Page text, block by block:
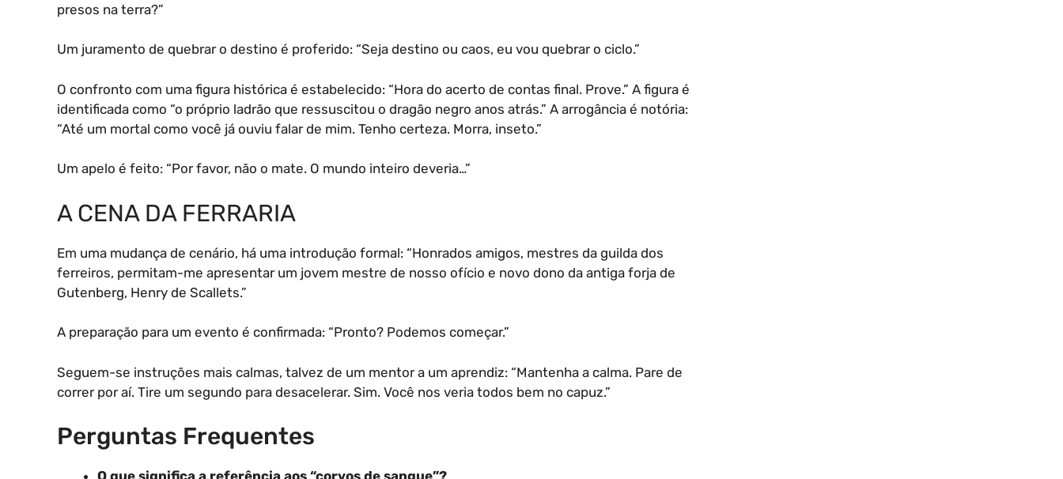
presos na terra?”
Um juramento de quebrar o destino é proferido: “Seja destino ou caos, eu vou quebrar o ciclo.”
O confronto com uma figura histórica é estabelecido: “Hora do acerto de contas final. Prove.” A figura é
identificada como “o próprio ladrão que ressuscitou o dragão negro anos atrás.” A arrogância é notória:
“Até um mortal como você já ouviu falar de mim. Tenho certeza. Morra, inseto.”
Um apelo é feito: “Por favor, não o mate. O mundo inteiro deveria…”
A CENA DA FERRARIA
Em uma mudança de cenário, há uma introdução formal: “Honrados amigos, mestres da guilda dos
ferreiros, permitam-me apresentar um jovem mestre de nosso ofício e novo dono da antiga forja de
Gutenberg, Henry de Scallets.”
A preparação para um evento é confirmada: “Pronto? Podemos começar.”
Seguem-se instruções mais calmas, talvez de um mentor a um aprendiz: “Mantenha a calma. Pare de
correr por aí. Tire um segundo para desacelerar. Sim. Você nos veria todos bem no capuz.”
Perguntas Frequentes